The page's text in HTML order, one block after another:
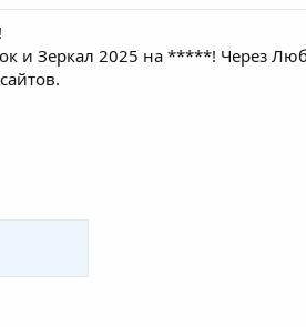
и Зеркал 2025 на *****! Через